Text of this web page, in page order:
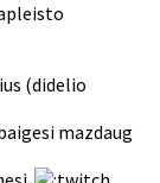
(didelio
mazdaug